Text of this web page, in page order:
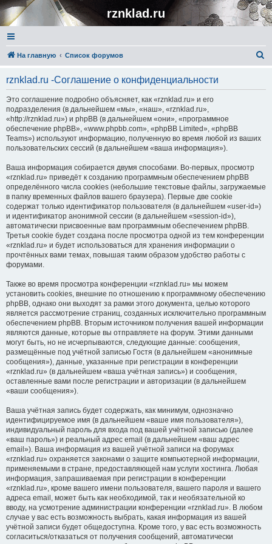
rznklad.ru
На главную Список форумов
rznklad.ru -Соглашение о конфиденциальности
Это соглашение подробно объясняет, как «rznklad.ru» и его
подразделения (в дальнейшем «мы», «наш», «rznklad.ru»,
«http://rznklad.ru») и phpBB (в дальнейшем «они», «программное
обеспечение phpBB», «www.phpbb.com», «phpBB Limited», «phpBB
Teams») используют информацию, полученную во время любой из ваших
пользовательских сессий (в дальнейшем «ваша информация»).
Ваша информация собирается двумя способами. Во-первых, просмотр
«rznklad.ru» приведёт к созданию программным обеспечением phpBB
определённого числа cookies (небольшие текстовые файлы, загружаемые
в папку временных файлов вашего браузера). Первые две cookie
содержат только идентификатор пользователя (в дальнейшем «user-id»)
и идентификатор анонимной сессии (в дальнейшем «session-id»),
автоматически присвоенные вам программным обеспечением phpBB.
Третья cookie будет создана после просмотра одной из тем конференции
«rznklad.ru» и будет использоваться для хранения информации о
прочтённых вами темах, повышая таким образом удобство работы с
форумами.
Также во время просмотра конференции «rznklad.ru» мы можем
установить cookies, внешние по отношению к программному обеспечению
phpBB, однако они выходят за рамки этого документа, целью которого
является рассмотрение страниц, созданных исключительно программным
обеспечением phpBB. Вторым источником получения вашей информации
являются данные, которые вы отправляете на форум. Этими данными
могут быть, но не исчерпываются, следующие данные: сообщения,
размещённые под учётной записью Гостя (в дальнейшем «анонимные
сообщения»), данные, указанные при регистрации в конференции
«rznklad.ru» (в дальнейшем «ваша учётная запись») и сообщения,
оставленные вами после регистрации и авторизации (в дальнейшем
«ваши сообщения»).
Ваша учётная запись будет содержать, как минимум, однозначно
идентифицируемое имя (в дальнейшем «ваше имя пользователя»),
индивидуальный пароль для входа под вашей учётной записью (далее
«ваш пароль») и реальный адрес email (в дальнейшем «ваш адрес
email»). Ваша информация из вашей учётной записи на форумах
«rznklad.ru» охраняется законами о защите компьютерной информации,
применяемыми в стране, предоставляющей нам услуги хостинга. Любая
информация, запрашиваемая при регистрации в конференции
«rznklad.ru», кроме вашего имени пользователя, вашего пароля и вашего
адреса email, может быть как необходимой, так и необязательной ко
вводу, на усмотрение администрации конференции «rznklad.ru». В любом
случае у вас есть возможность выбрать, какая информация из вашей
учётной записи будет общедоступна. Кроме того, у вас есть возможность
согласиться/отказаться от получения сообщений, автоматически